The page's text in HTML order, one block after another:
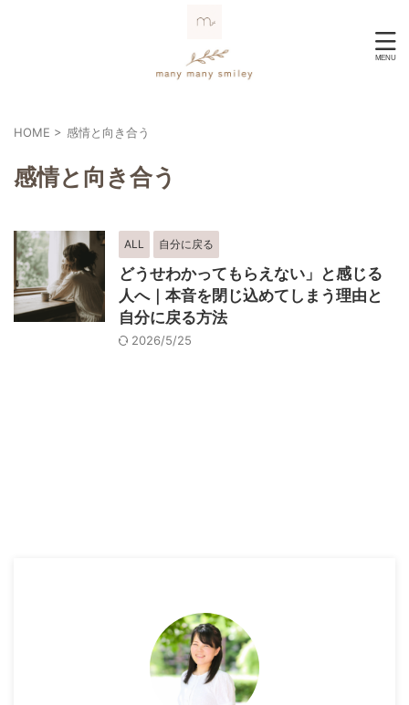
HOME > 感情と向き合う
感情と向き合う
ALL 自分に戻る
どうせわかってもらえない」と感じる
人へ｜本音を閉じ込めてしまう理由と
自分に戻る方法
2026/5/25